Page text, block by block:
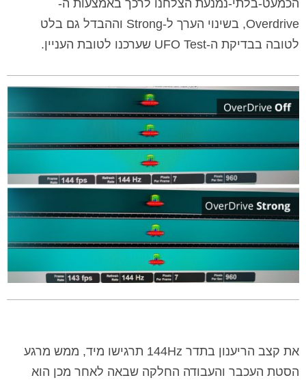
הכמעט-בלתי-נמנעת הצלחנו לרכך באמצעות ה-
Overdrive, בשינוי הערך ל-Strong וההבדל גם בלט
לטובה בבדיקת ה-UFO Test שערכנו לטובת העניין.
את קצב הריענון בתדר 144Hz תרגישו מיד, ממש מרגע
הסטת העכבר והעבודה החלקה שבאה לאחר מכן הוא